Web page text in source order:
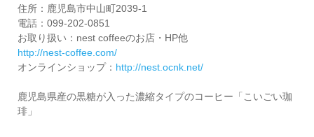
住所：鹿児島市中山町2039-1
電話：099-202-0851
お取り扱い：nest coffeeのお店・HP他
http://nest-coffee.com/
オンラインショップ： http://nest.ocnk.net/
鹿児島県産の黒糖が入った濃縮タイプのコーヒー「こいごい珈
琲」